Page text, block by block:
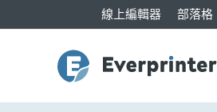
線上編輯器 部落格